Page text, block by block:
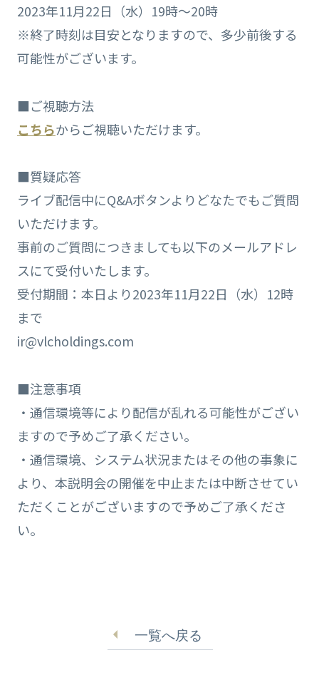
2023年11月22日（水）19時～20時
※終了時刻は目安となりますので、多少前後する
可能性がございます。
■ご視聴方法
こちらからご視聴いただけます。
■質疑応答
ライブ配信中にQ&Aボタンよりどなたでもご質問
いただけます。
事前のご質問につきましても以下のメールアドレ
スにて受付いたします。
受付期間：本日より2023年11月22日（水）12時
まで
ir@vlcholdings.com
■注意事項
・通信環境等により配信が乱れる可能性がござい
ますので予めご了承ください。
・通信環境、システム状況またはその他の事象に
より、本説明会の開催を中止または中断させてい
ただくことがございますので予めご了承くださ
い。
一覧へ戻る